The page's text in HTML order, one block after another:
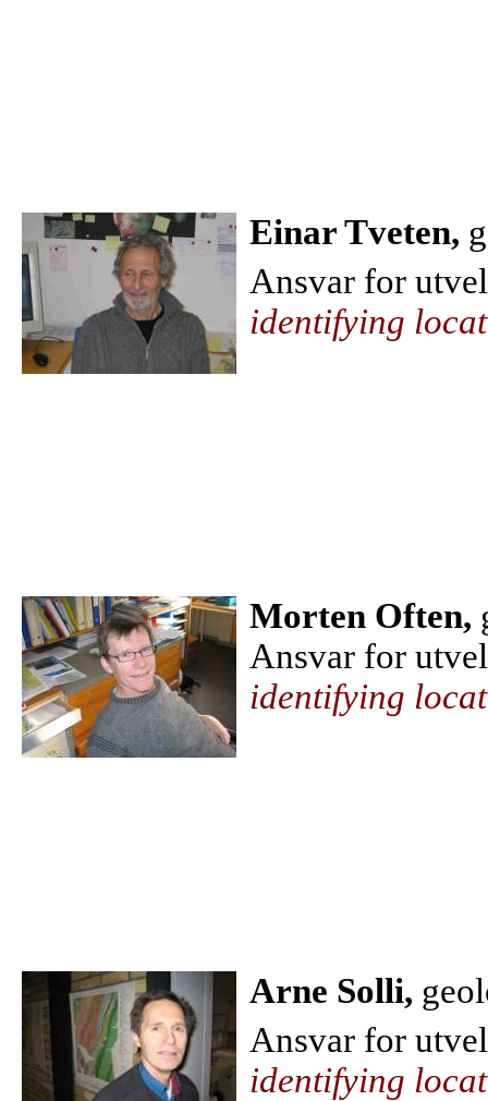
Einar Tveten,
Ansvar for
identifying
Morten Often,
Ansvar for
identifying
Arne Solli,
Ansvar for
identifying